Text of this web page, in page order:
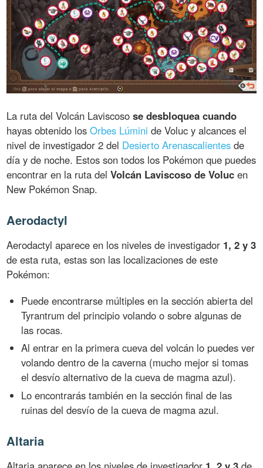
La ruta del Volcán Laviscosose desbloquea cuando
hayas obtenido losOrbes Lúmini de Voluc y alcances el
nivel de investigador 2 del Desierto Arenascalientes de
día y de noche. Estos son todos los Pokémon que puedes
encontrar en la ruta delVolcán Laviscoso de Voluc en
New Pokémon Snap.
Aerodactyl
Aerodactyl aparece en los niveles de investigador 1, 2 y 3
de esta ruta, estas son las localizaciones de este
Pokémon:
Puede encontrarse múltiples en la sección abierta del
Tyrantrum del principio volando o sobre algunas de
las rocas.
Al entrar en la primera cueva del volcán lo puedes ver
volando dentro de la caverna (mucho mejor si tomas
el desvío alternativo de la cueva de magma azul).
Lo encontrarás también en la sección final de las
ruinas del desvío de la cueva de magma azul.
Altaria